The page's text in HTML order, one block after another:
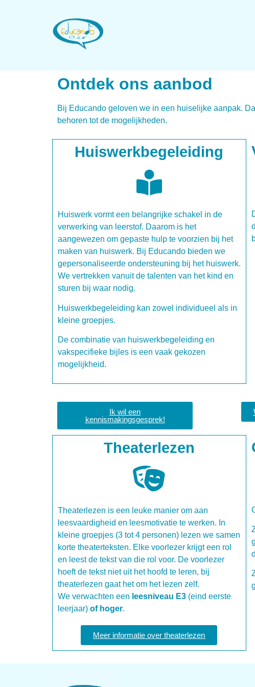
Ontdek ons aanbod
Bij Educando geloven we in een huiselijke aanpak.
behoren tot de mogelijkheden.
Huiswerkbegeleiding
Huiswerk vormt een belangrijke schakel in de
verwerking van leerstof. Daarom is het
aangewezen om gepaste hulp te voorzien bij het
maken van huiswerk. Bij Educando bieden we
gepersonaliseerde ondersteuning bij het huiswerk.
We vertrekken vanuit de talenten van het kind en
sturen bij waar nodig.
Huiswerkbegeleiding kan zowel individueel als in
kleine groepjes.
De combinatie van huiswerkbegeleiding en
vakspecifieke bijles is een vaak gekozen
mogelijkheid.
Ik wil een
kennismakingsgesprek!
Theaterlezen
Theaterlezen is een leuke manier om aan
leesvaardigheid en leesmotivatie te werken. In
kleine groepjes (3 tot 4 personen) lezen we samen
korte theaterteksten. Elke voorlezer krijgt een rol
en leest de tekst van die rol voor. De voorlezer
hoeft de tekst niet uit het hoofd te leren, bij
theaterlezen gaat het om het lezen zelf.
We verwachten een leesniveau E3 (eind eerste
leerjaar) of hoger.
Meer informatie over theaterlezen